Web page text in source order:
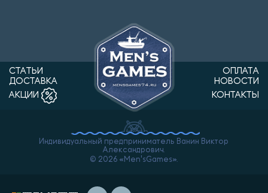
СТАТЬИ
ОПЛАТА
ДОСТАВКА
НОВОСТИ
АКЦИИ
КОНТАКТЫ
Индивидуальный предприниматель Ванин Виктор
Александрович.
© 2026 «Men'sGames».